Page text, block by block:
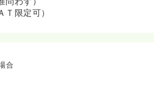
限定可）
合